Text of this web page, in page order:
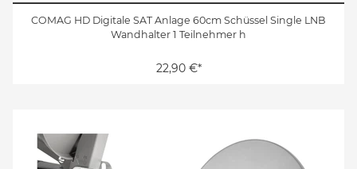
COMAG HD Digitale SAT Anlage 60cm Schüssel Single LNB
Wandhalter 1 Teilnehmer h
22,90 €*